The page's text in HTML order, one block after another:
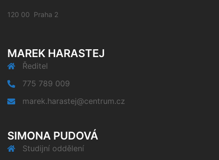
120 00 Praha 2
MAREK HARASTEJ
Ředitel
775 789 009
marek.harastej@centrum.cz
SIMONA PUDOVÁ
Studijní oddělení